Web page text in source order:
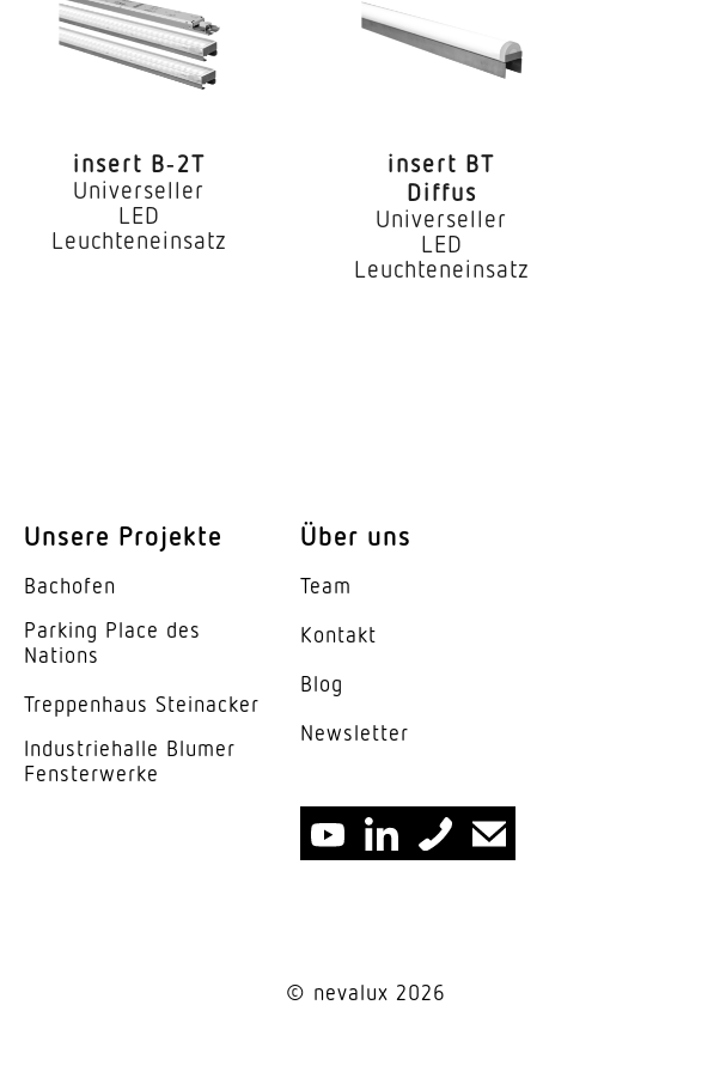
Breitstrahlend
insert B‑2T
Universeller
LED
Leuchteneinsatz
insert BT
Diffus
Universeller
LED
Leuchteneinsatz
Unsere Projekte
Bachofen
Parking Place des
Nations
Trep­penhaus Steinacker
Indus­trie­halle Blumer
Fensterwerke
Über uns
Team
Kontakt
Blog
News­letter
© nevalux 2026